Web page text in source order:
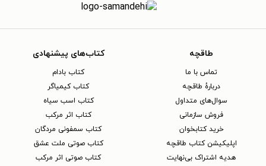
طاقچه
تماس با ما
دربارهٔ طاقچه
سوال‌های متداول
فروش سازمانی
خرید کتابخوان
اپلیکیشن کتاب طاقچه
هدیه اشتراک بی‌نهایت
کتاب‌های پیشنهادی
کتاب بادام
کتاب کیمیاگر
کتاب اسب سیاه
کتاب اثر مرکب
کتاب سمفونی مردگان
کتاب صوتی ملت عشق
کتاب صوتی اثر مرکب